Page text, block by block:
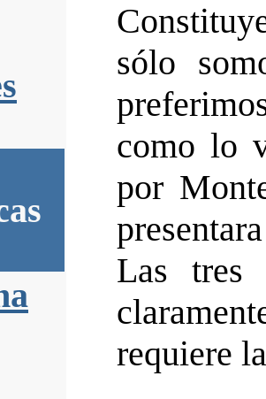
sólo
como lo
por
Las tres
requiere